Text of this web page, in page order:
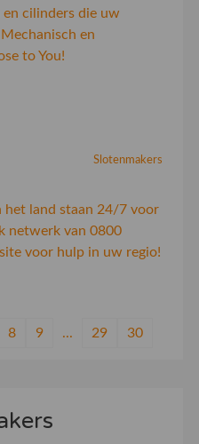
cilinders die uw
en
to You!
Slotenmakers
het land staan 24/7 voor
netwerk van 0800
voor hulp in uw regio!
8 9 ... 29 30